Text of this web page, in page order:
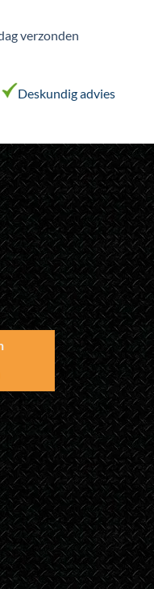
verzonden
Deskundig advies